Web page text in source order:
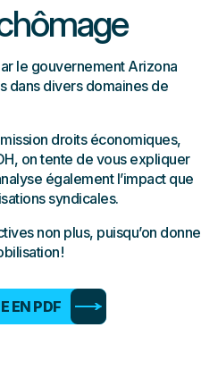
le gouvernement Arizona
dans divers domaines de
droits économiques,
on tente de vous expliquer
également l’impact que
syndicales.
non plus, puisqu’on donne
!
EN PDF